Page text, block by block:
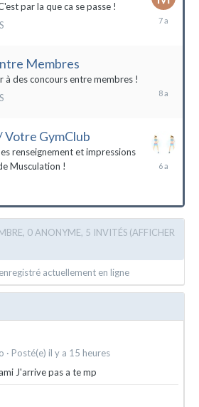
par la que ca se passe !
19
Membres
à des concours entre membres !
2016
Votre GymClub
renseignement et impressions
Musculation !
26
0 ANONYME, 5 INVITÉS (AFFICHER
actuellement en ligne
· Posté(e) il y a 15 heures
J'arrive pas a te mp